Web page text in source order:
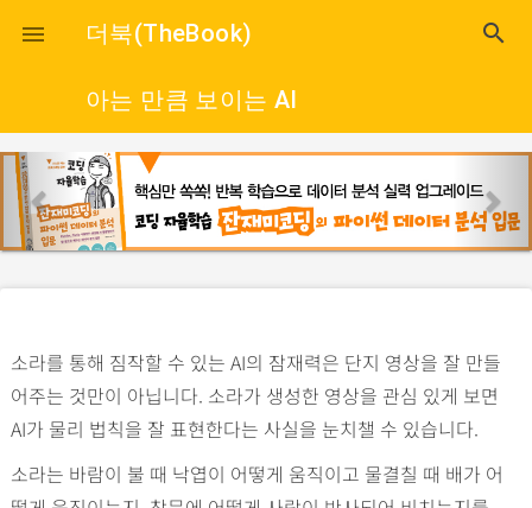
close
 더북(TheBook) search
아는 만큼 보이는 AI
p
r
e
u
s
e
x
소라를 통해 짐작할 수 있는 AI의 잠재력은 단지 영상을 잘 만들
어주는 것만이 아닙니다. 소라가 생성한 영상을 관심 있게 보면
AI가 물리 법칙을 잘 표현한다는 사실을 눈치챌 수 있습니다.
소라는 바람이 불 때 낙엽이 어떻게 움직이고 물결칠 때 배가 어